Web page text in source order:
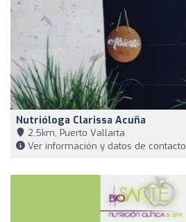
Nutrióloga Clarissa Acuña
2,5km, Puerto Vallarta
Ver información y datos de contacto